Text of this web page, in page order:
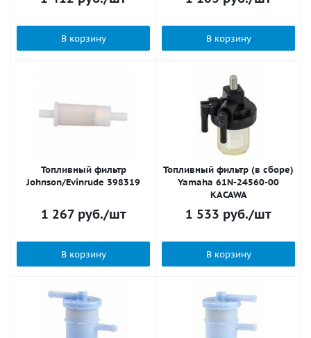
В корзину В корзину
Топливный фильтр
Johnson/Evinrude 398319
1 267руб./шт
В корзину
Топливный фильтр (в сборе)
Yamaha 61N-24560-00
KACAWA
1 533 руб./шт
В корзину